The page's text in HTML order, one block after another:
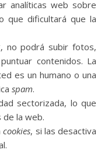
analíticas web sobre
que dificultará que la
no podrá subir fotos,
contenidos. La
es un humano o una
spam.
sectorizada, lo que
la web.
cookies, si las desactiva